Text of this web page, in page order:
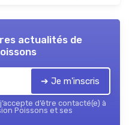
actualités de
➔ Je m'inscris
d’être contacté(e) à
Poissons et ses